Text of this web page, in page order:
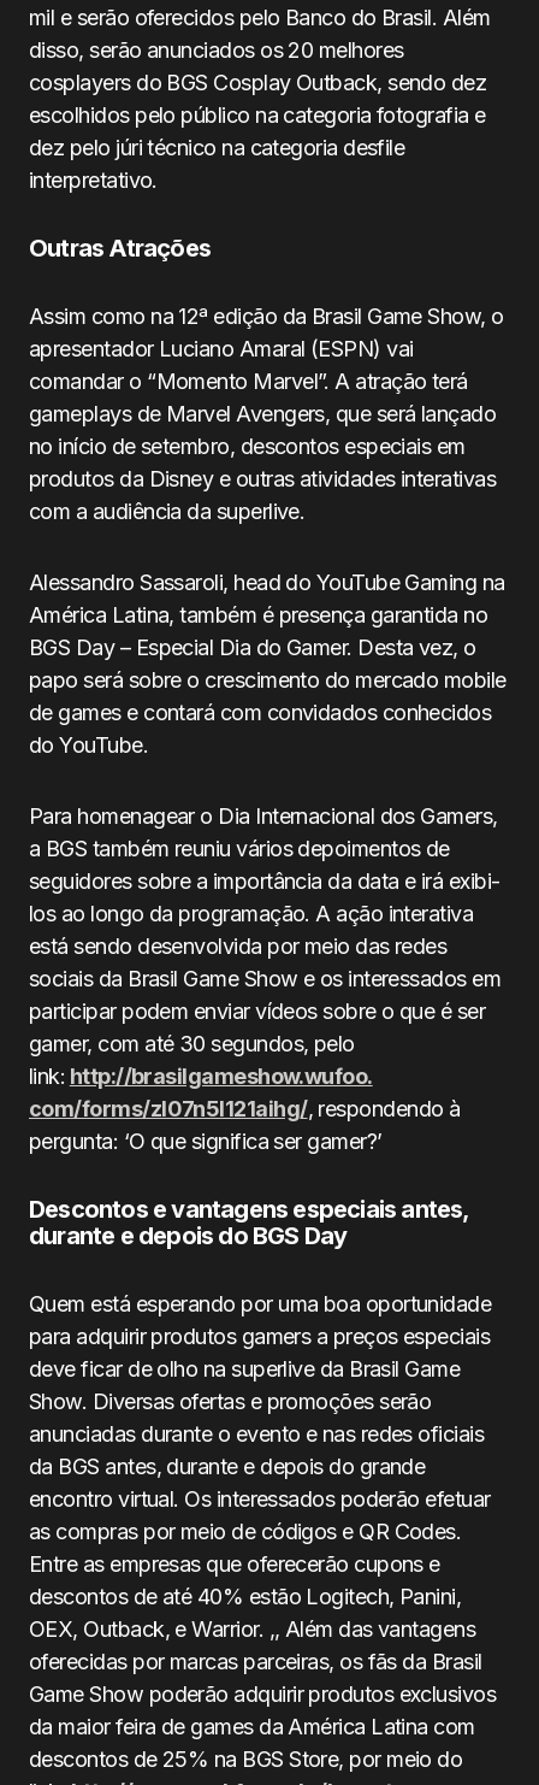
mil e serão oferecidos pelo Banco do Brasil. Além
disso, serão anunciados os 20 melhores
cosplayers do BGS Cosplay Outback, sendo dez
escolhidos pelo público na categoria fotografia e
dez pelo júri técnico na categoria desfile
interpretativo.
Outras Atrações
Assim como na 12ª edição da Brasil Game Show, o
apresentador Luciano Amaral (ESPN) vai
comandar o “Momento Marvel”. A atração terá
gameplays de Marvel Avengers, que será lançado
no início de setembro, descontos especiais em
produtos da Disney e outras atividades interativas
com a audiência da superlive.
Alessandro Sassaroli, head do YouTube Gaming na
América Latina, também é presença garantida no
BGS Day – Especial Dia do Gamer. Desta vez, o
papo será sobre o crescimento do mercado mobile
de games e contará com convidados conhecidos
do YouTube.
Para homenagear o Dia Internacional dos Gamers,
a BGS também reuniu vários depoimentos de
seguidores sobre a importância da data e irá exibi-
los ao longo da programação. A ação interativa
está sendo desenvolvida por meio das redes
sociais da Brasil Game Show e os interessados em
participar podem enviar vídeos sobre o que é ser
gamer, com até 30 segundos, pelo
link: http://brasilgameshow.wufoo.
com/forms/zl07n5l121aihg/, respondendo à
pergunta: ‘O que significa ser gamer?’
Descontos e vantagens especiais antes,
durante e depois do BGS Day
Quem está esperando por uma boa oportunidade
para adquirir produtos gamers a preços especiais
deve ficar de olho na superlive da Brasil Game
Show. Diversas ofertas e promoções serão
anunciadas durante o evento e nas redes oficiais
da BGS antes, durante e depois do grande
encontro virtual. Os interessados poderão efetuar
as compras por meio de códigos e QR Codes.
Entre as empresas que oferecerão cupons e
descontos de até 40% estão Logitech, Panini,
OEX, Outback, e Warrior. ,, Além das vantagens
oferecidas por marcas parceiras, os fãs da Brasil
Game Show poderão adquirir produtos exclusivos
da maior feira de games da América Latina com
descontos de 25% na BGS Store, por meio do